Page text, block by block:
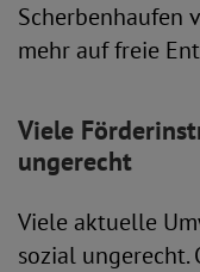
Scherbenhaufen
mehr auf freie
Viele
ungerecht
Viele aktuelle
sozial ungerecht.